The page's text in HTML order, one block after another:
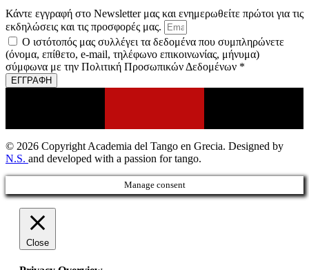
Κάντε εγγραφή στο Newsletter μας και ενημερωθείτε πρώτοι για τις
εκδηλώσεις και τις προσφορές μας.
Ο ιστότοπός μας συλλέγει τα δεδομένα που συμπληρώνετε
(όνομα, επίθετο, e-mail, τηλέφωνο επικοινωνίας, μήνυμα)
σύμφωνα με την Πολιτική Προσωπικών Δεδομένων *
ΕΓΓΡΑΦΗ
© 2026 Copyright Academia del Tango en Grecia. Designed by
N.S. and developed with a passion for tango.
Manage consent
Close